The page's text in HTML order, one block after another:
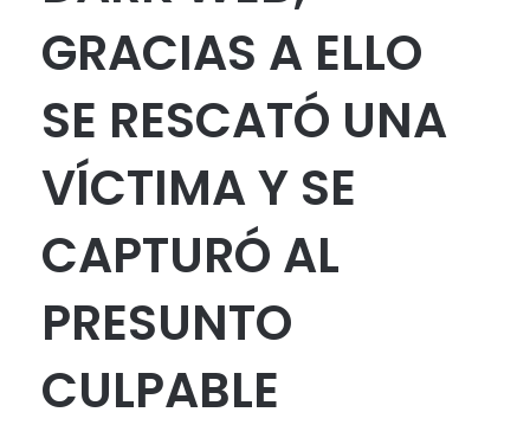
GRACIAS A ELLO
SE RESCATÓ UNA
VÍCTIMA Y SE
CAPTURÓ AL
PRESUNTO
CULPABLE